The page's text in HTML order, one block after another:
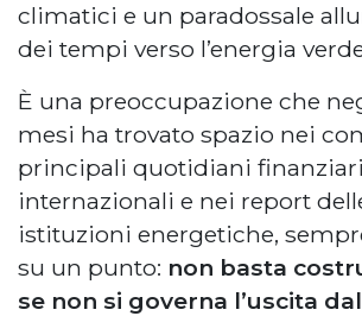
climatici e un paradossale
dei tempi verso l’energia
È una preoccupazione che
mesi ha trovato spazio nei
principali quotidiani finanziari
internazionali e nei report
istituzioni energetiche,
su un punto: non basta
se non si governa l’uscita